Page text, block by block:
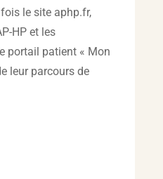
le site aphp.fr,
HP et les
portail patient « Mon
leur parcours de